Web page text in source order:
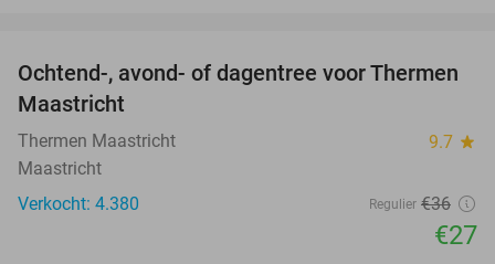
25%
Ochtend-, avond- of dagentree voor Thermen
Maastricht
Thermen Maastricht 9.7 star
Maastricht
Verkocht: 4.380
Regulier €36
€27